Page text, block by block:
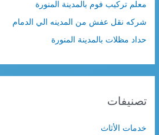
معلم تركيب فوم بالمدينة المنورة
شركه نقل عفش من المدينه الي الدمام
حداد مظلات بالمدينة المنورة
تصنيفات
خدمات الأثاث